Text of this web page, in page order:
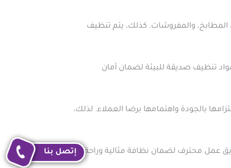
والمفروشات. كذلك، يتم تنظيف
تنظيف صديقة للبيئة لضمان أمان
بالجودة واهتمامها برضا العملاء. لذلك،
عمل محترف لضمان نظافة مثالية وراحة
إتصل بنا